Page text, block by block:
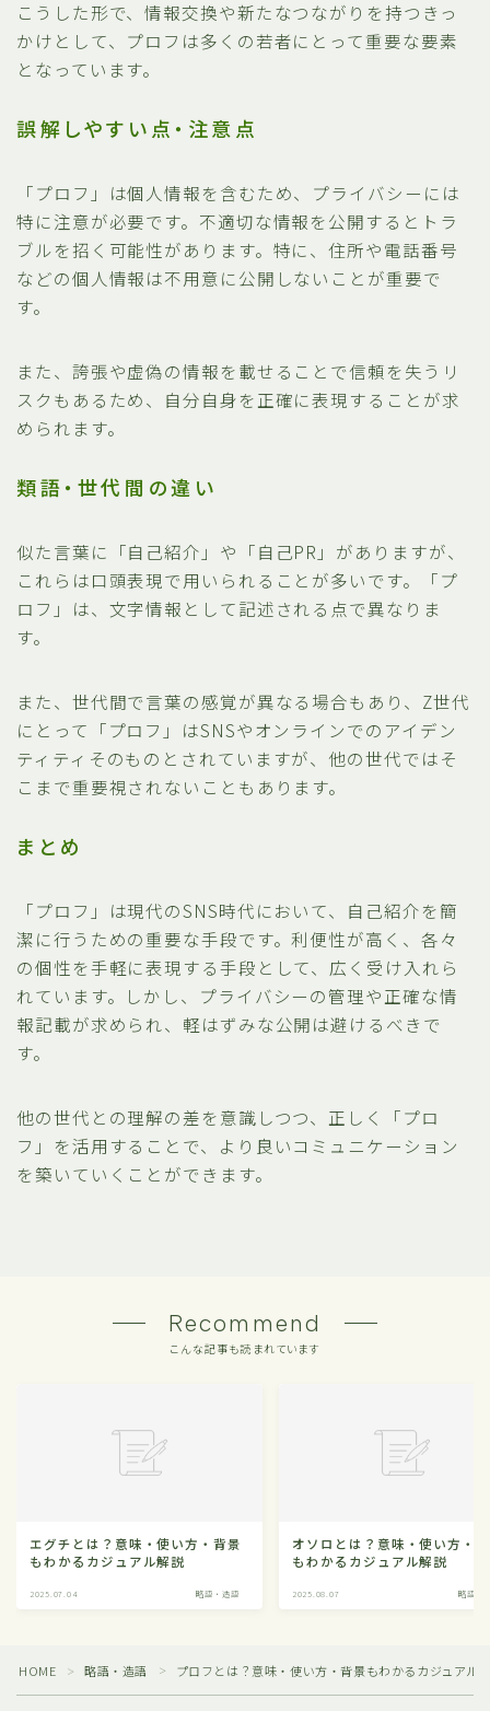
こうした形で、情報交換や新たなつながりを持つきっ
かけとして、プロフは多くの若者にとって重要な要素
となっています。
誤解しやすい点・注意点
「プロフ」は個人情報を含むため、プライバシーには
特に注意が必要です。不適切な情報を公開するとトラ
ブルを招く可能性があります。特に、住所や電話番号
などの個人情報は不用意に公開しないことが重要で
す。
また、誇張や虚偽の情報を載せることで信頼を失うリ
スクもあるため、自分自身を正確に表現することが求
められます。
類語・世代間の違い
似た言葉に「自己紹介」や「自己PR」がありますが、
これらは口頭表現で用いられることが多いです。「プ
ロフ」は、文字情報として記述される点で異なりま
す。
また、世代間で言葉の感覚が異なる場合もあり、Z世代
にとって「プロフ」はSNSやオンラインでのアイデン
ティティそのものとされていますが、他の世代ではそ
こまで重要視されないこともあります。
まとめ
「プロフ」は現代のSNS時代において、自己紹介を簡
潔に行うための重要な手段です。利便性が高く、各々
の個性を手軽に表現する手段として、広く受け入れら
れています。しかし、プライバシーの管理や正確な情
報記載が求められ、軽はずみな公開は避けるべきで
す。
他の世代との理解の差を意識しつつ、正しく「プロ
フ」を活用することで、より良いコミュニケーション
を築いていくことができます。
Recommend
こんな記事も読まれています
エグチとは？意味・使い方・背景
もわかるカジュアル解説
2025.07.04 略語・造語
オソロとは？意味・使い方・
もわかるカジュアル解説
2025.08.07 略語・
HOME ＞ 略語・造語 ＞ プロフとは？意味・使い方・背景もわかるカジュアル